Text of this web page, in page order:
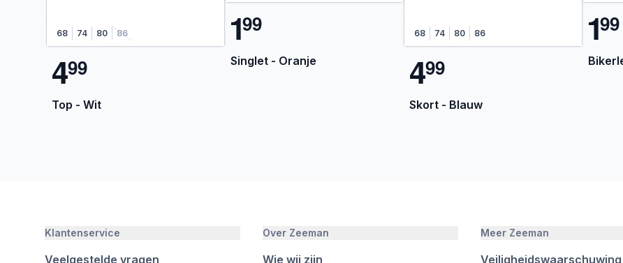
68 74 80 86
499
Top - Wit
199
Singlet - Oranje
68 74 80 86
499
Skort - Blauw
199
Klantenservice
Veelgestelde vragen
Over Zeeman
Wie wij zijn
Meer Zeeman
Veiligheidswaarschuwing